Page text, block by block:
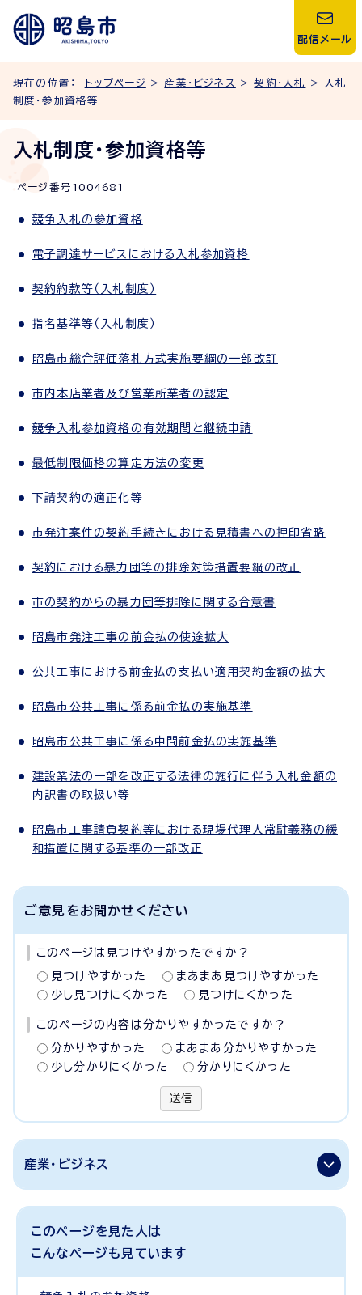
配信メール
現在の位置： トップページ > 産業・ビジネス >契約・入札
> 入札
制度・参加資格等
入札制度・参加資格等
ページ番号 1004681
競争入札の参加資格
電子調達サービスにおける入札参加資格
契約約款等（入札制度）
指名基準等（入札制度）
昭島市総合評価落札方式実施要綱の一部改訂
市内本店業者及び営業所業者の認定
競争入札参加資格の有効期間と継続申請
最低制限価格の算定方法の変更
下請契約の適正化等
市発注案件の契約手続きにおける見積書への押印省略
契約における暴力団等の排除対策措置要綱の改正
市の契約からの暴力団等排除に関する合意書
昭島市発注工事の前金払の使途拡大
公共工事における前金払の支払い適用契約金額の拡大
昭島市公共工事に係る前金払の実施基準
昭島市公共工事に係る中間前金払の実施基準
建設業法の一部を改正する法律の施行に伴う入札金額の
内訳書の取扱い等
昭島市工事請負契約等における現場代理人常駐義務の緩
和措置に関する基準の一部改正
ご意見をお聞かせください
このページは見つけやすかったですか？
見つけやすかった
まあまあ見つけやすかった
少し見つけにくかった
見つけにくかった
このページの内容は分かりやすかったですか？
分かりやすかった
まあまあ分かりやすかった
少し分かりにくかった
分かりにくかった
送信
産業・ビジネス
このページを見た人は
こんなページも見ています